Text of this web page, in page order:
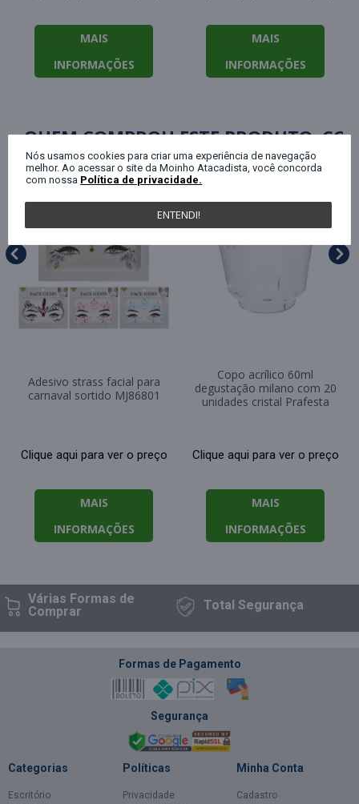
MAIS
INFORMAÇÕES
MAIS
INFORMAÇÕES
QUEM COMPROU ESTE PRODUTO,
Adesivo strass facial para
carnaval sortido MJ86801
Clique aqui para ver o preço
MAIS
INFORMAÇÕES
Copo acrílico 60ml
degustação milano com 20
unidades cristal Prafesta
Clique aqui para ver o preço
MAIS
INFORMAÇÕES
Várias Formasde
Comprar
TotalSegurança
Nós usamos cookies para criar uma experiência de navegação
melhor. Ao acessar o site da Moinho Atacadista, você concorda
com nossa Política de privacidade.
ENTENDI!
Formas de Pagamento
Segurança
Categorias
Escritório
Políticas
Privacidade
Minha Conta
Cadastro